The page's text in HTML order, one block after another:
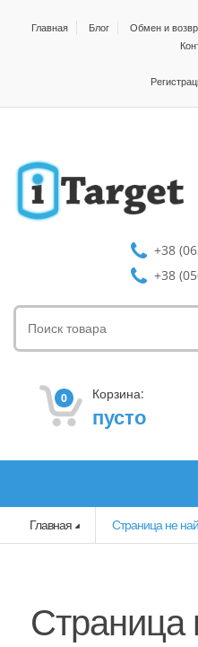
Главная Блог Обмен и
+38
+38
0 Корзина:
пусто
Главная
Страница не
Страница